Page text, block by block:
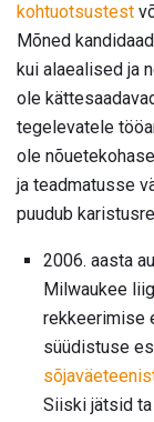
kohtuotsustest
Mõned
kui alaealised ja
ole
tegelevatele
ole
ja teadmatusse
puudub
2006. aasta
Milwaukee
rekkeerimise
süüdistuse
Siiski jätsid